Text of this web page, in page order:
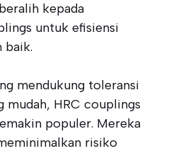
kepada
untuk efisiensi
baik.
mendukung toleransi
mudah, HRC couplings
populer. Mereka
risiko